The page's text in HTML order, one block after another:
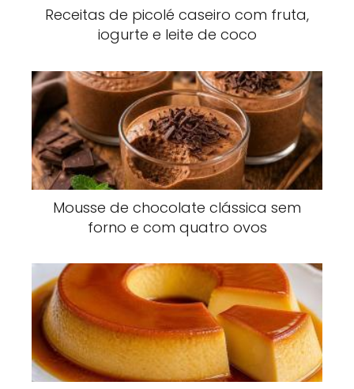
Receitas de picolé caseiro com fruta,
iogurte e leite de coco
Mousse de chocolate clássica sem
forno e com quatro ovos